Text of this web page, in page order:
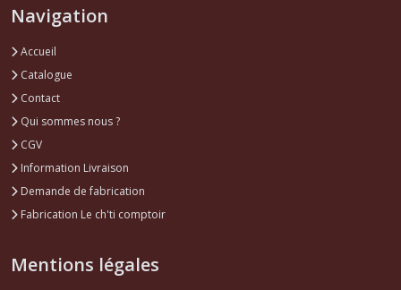
Navigation
Accueil
Catalogue
Contact
Qui sommes nous ?
CGV
Information Livraison
Demande de fabrication
Fabrication Le ch'ti comptoir
Mentions légales